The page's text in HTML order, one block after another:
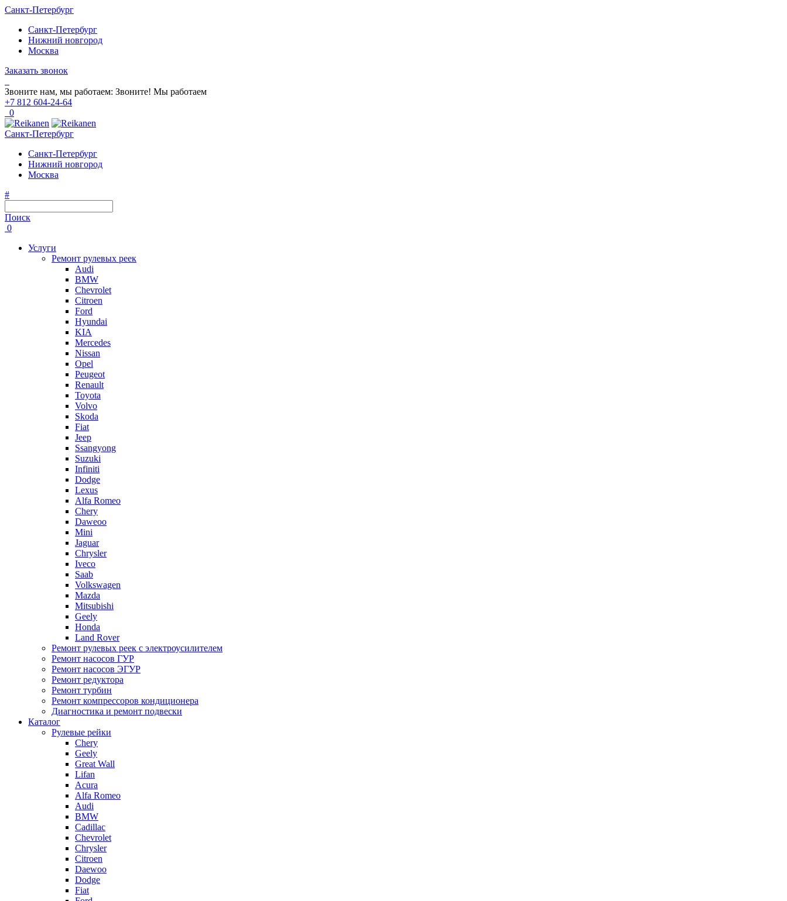
Санкт-Петербург
Санкт-Петербург
Нижний новгород
Москва
Заказать звонок
Звоните нам, мы работаем: Звоните! Мы работаем
+7 812 604-24-64
0
Санкт-Петербург
Санкт-Петербург
Нижний новгород
Москва
#
Поиск
0
Услуги
Ремонт рулевых реек
Audi
BMW
Chevrolet
Citroen
Ford
Hyundai
KIA
Mercedes
Nissan
Opel
Peugeot
Renault
Toyota
Volvo
Skoda
Fiat
Jeep
Ssangyong
Suzuki
Infiniti
Dodge
Lexus
Alfa Romeo
Chery
Daweoo
Mini
Jaguar
Chrysler
Iveco
Saab
Volkswagen
Mazda
Mitsubishi
Geely
Honda
Land Rover
Ремонт рулевых реек с электроусилителем
Ремонт насосов ГУР
Ремонт насосов ЭГУР
Ремонт редуктора
Ремонт турбин
Ремонт компрессоров кондиционера
Диагностика и ремонт подвески
Каталог
Рулевые рейки
Chery
Geely
Great Wall
Lifan
Acura
Alfa Romeo
Audi
BMW
Cadillac
Chevrolet
Chrysler
Citroen
Daewoo
Dodge
Fiat